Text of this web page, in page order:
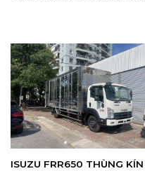
ISUZU FRR650 THÙNG KÍN